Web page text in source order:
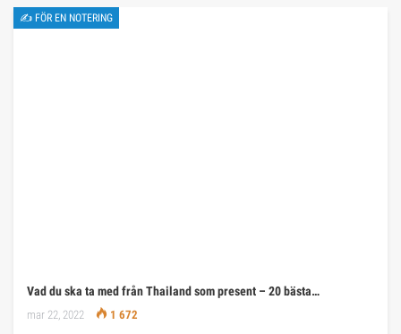
✍ FÖR EN NOTERING
Vad du ska ta med från Thailand som present – 20 bästa…
mar 22, 2022 1 672